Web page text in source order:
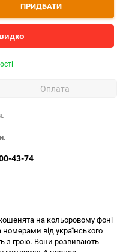
ПРИДБАТИ
Оплата
43-74
на кольоровому фоні
від українського
з грою. Вони розвивають